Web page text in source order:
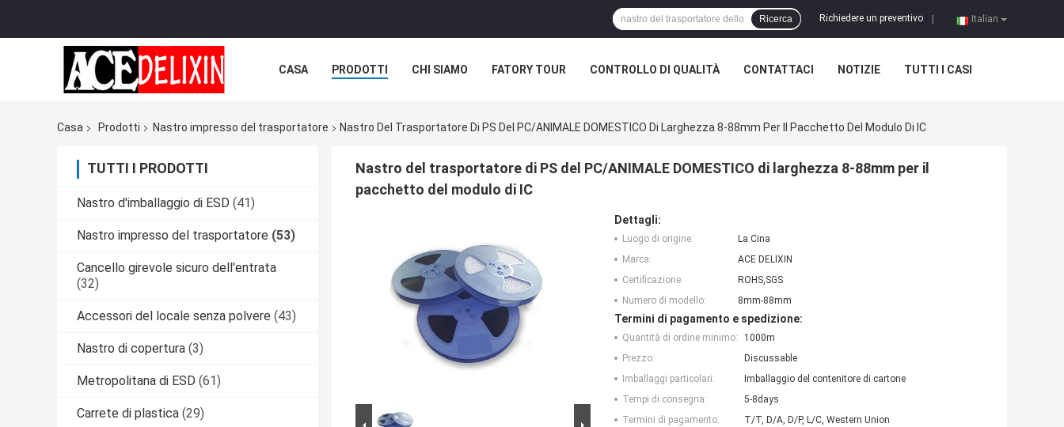
Italian
Richiedere un preventivo
Ricerca
CASA PRODOTTI CHI SIAMO FATORY TOUR CONTROLLO DI QUALITÀ CONTATTACI NOTIZIE TUTTI I CASI
Casa Prodotti Nastro impresso del trasportatore Nastro Del Trasportatore Di PS Del PC/ANIMALE DOMESTICO Di Larghezza 8-88mm Per Il Pacchetto Del Modulo Di IC
TUTTI I PRODOTTI
Nastro d'imballaggio di ESD (41)
Nastro impresso del trasportatore (53)
Cancello girevole sicuro dell'entrata
(32)
Accessori del locale senza polvere (43)
Nastro di copertura (3)
Metropolitana di ESD (61)
Carrete di plastica (29)
Nastro del trasportatore di PS del PC/ANIMALE DOMESTICO di larghezza 8-88mm per il
pacchetto del modulo di IC
Dettagli:
Luogo di origine:
La Cina
Marca:
ACE DELIXIN
Certificazione:
ROHS,SGS
Numero di modello:
8mm-88mm
Termini di pagamento e spedizione:
Quantità di ordine minimo:
1000m
Prezzo:
Discussable
Imballaggi particolari:
Imballaggio del contenitore di cartone
Tempi di consegna:
5-8days
Termini di pagamento:
T/T, D/A, D/P, L/C, Western Union